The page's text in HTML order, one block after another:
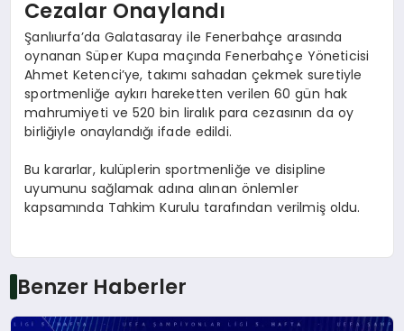
Cezalar Onaylandı
Şanlıurfa’da Galatasaray ile Fenerbahçe arasında
oynanan Süper Kupa maçında Fenerbahçe Yöneticisi
Ahmet Ketenci’ye, takımı sahadan çekmek suretiyle
sportmenliğe aykırı hareketten verilen 60 gün hak
mahrumiyeti ve 520 bin liralık para cezasının da oy
birliğiyle onaylandığı ifade edildi.
Bu kararlar, kulüplerin sportmenliğe ve disipline
uyumunu sağlamak adına alınan önlemler
kapsamında Tahkim Kurulu tarafından verilmiş oldu.
Benzer Haberler